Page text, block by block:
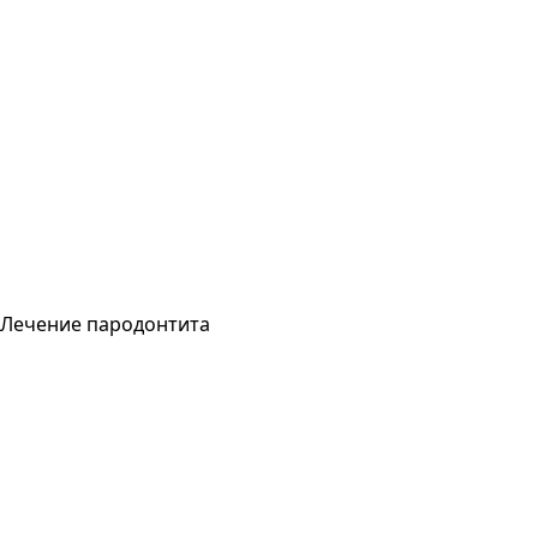
Лечение пародонтита